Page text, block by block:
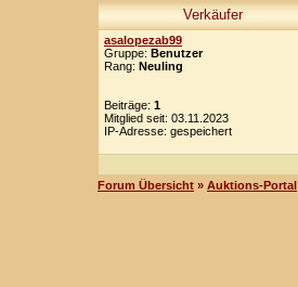
Verkäufer
asalopezab99
Gruppe: Benutzer
Rang: Neuling
Beiträge: 1
Mitglied seit: 03.11.2023
IP-Adresse: gespeichert
Forum Übersicht » Auktions-Portal